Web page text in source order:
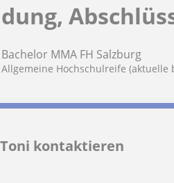
Bachelor MMA FH Salzburg
Allgemeine Hochschulreife (aktuelle
Toni kontaktieren